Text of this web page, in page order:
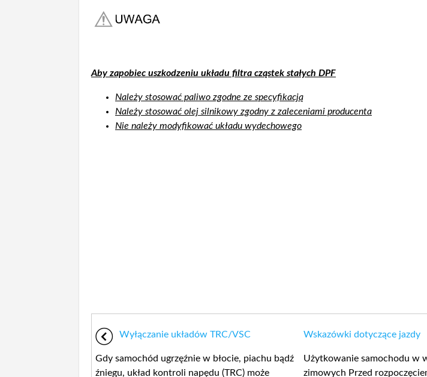
Aby zapobiec uszkodzeniu układu filtra cząstek stałych DPF
Należy stosować paliwo zgodne ze specyfikacją
Należy stosować olej silnikowy zgodny z zaleceniami producenta
Nie należy modyfikować układu wydechowego
Wyłączanie układów TRC/VSC
Gdy samochód ugrzęźnie w błocie, piachu bądź
źniegu, układ kontroli napędu (TRC) może
Wskazówki dotyczące jazdy
Użytkowanie samochodu w
zimowych Przed